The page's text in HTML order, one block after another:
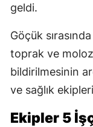
geldi.
Göçük
toprak ve moloz
bildirilmesinin
ve sağlık
Ekipler 5